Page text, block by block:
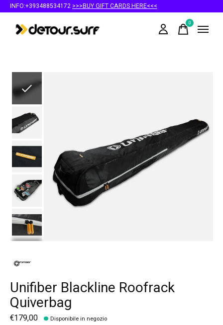
INFO:+393488534172 >>>BUY GIFT CARDS HERE<<<
0items
Unifiber Blackline Roofrack
Quiverbag
€179,00 Disponibile in negozio